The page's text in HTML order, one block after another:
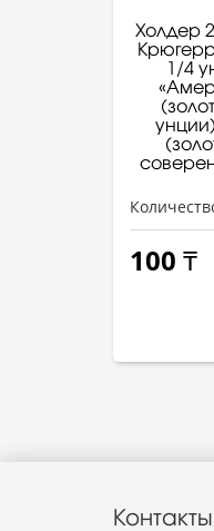
Холдер
1/4
100 ₸
Контакты